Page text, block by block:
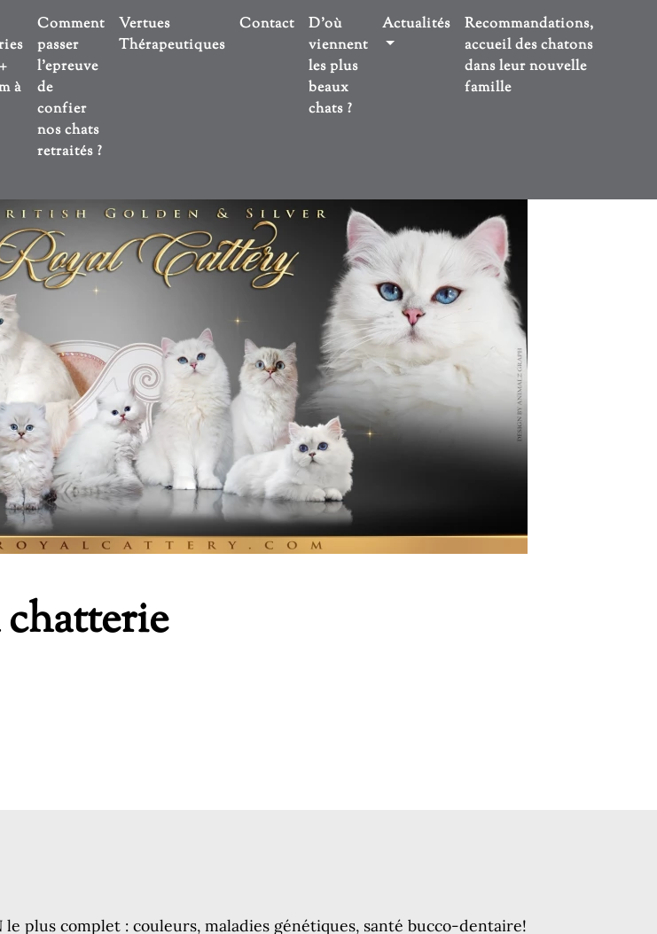
à
Comment
passer
l'epreuve
de
confier
nos chats
retraités ?
Vertues
Thérapeutiques
Contact
D'où
viennent
les plus
beaux
chats ?
Actualités
Recommandations,
accueil des chatons
dans leur nouvelle
famille
plus complet : couleurs, maladies génétiques, santé bucco-dentaire!